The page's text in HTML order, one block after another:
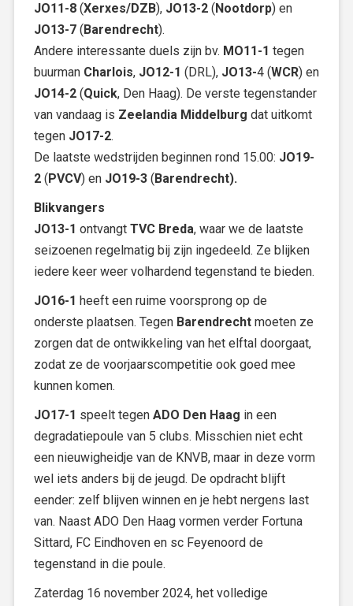
JO11-8 (Xerxes/DZB), JO13-2 (Nootdorp) en
JO13-7 (Barendrecht).
Andere interessante duels zijn bv. MO11-1 tegen
buurman Charlois, JO12-1 (DRL), JO13-4 (WCR) en
JO14-2 (Quick, Den Haag). De verste tegenstander
van vandaag is Zeelandia Middelburg dat uitkomt
tegen JO17-2.
De laatste wedstrijden beginnen rond 15.00: JO19-
2 (PVCV) en JO19-3 (Barendrecht).
Blikvangers
JO13-1 ontvangt TVC Breda, waar we de laatste
seizoenen regelmatig bij zijn ingedeeld. Ze blijken
iedere keer weer volhardend tegenstand te bieden.
JO16-1 heeft een ruime voorsprong op de
onderste plaatsen. Tegen Barendrecht moeten ze
zorgen dat de ontwikkeling van het elftal doorgaat,
zodat ze de voorjaarscompetitie ook goed mee
kunnen komen.
JO17-1 speelt tegen ADO Den Haag in een
degradatiepoule van 5 clubs. Misschien niet echt
een nieuwigheidje van de KNVB, maar in deze vorm
wel iets anders bij de jeugd. De opdracht blijft
eender: zelf blijven winnen en je hebt nergens last
van. Naast ADO Den Haag vormen verder Fortuna
Sittard, FC Eindhoven en sc Feyenoord de
tegenstand in die poule.
Zaterdag 16 november 2024, het volledige